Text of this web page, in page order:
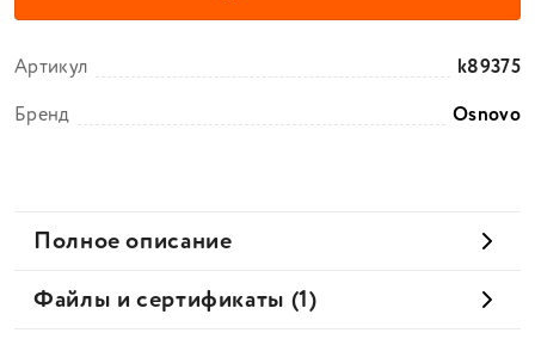
Артикул
k89375
Бренд
Osnovo
Полное описание
Файлы и сертификаты (1)